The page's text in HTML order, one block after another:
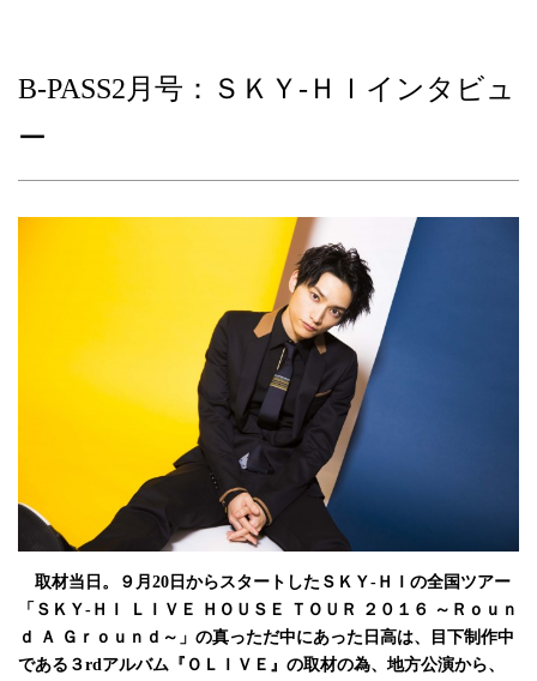
B-PASS2月号：ＳＫＹ‐ＨＩインタビュ
ー
取材当日。９月20日からスタートしたＳＫＹ‐ＨＩの全国ツアー
「ＳＫＹ‐ＨＩ ＬＩＶＥ ＨＯＵＳＥ ＴＯＵＲ ２０１６ ～Ｒｏｕｎ
ｄ Ａ Ｇｒｏｕｎｄ～」の真っただ中にあった日高は、目下制作中
である３rdアルバム『ＯＬＩＶＥ』の取材の為、地方公演から、